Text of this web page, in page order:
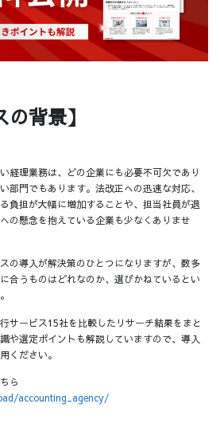
の背景】
経理業務は、どの企業にも必要不可欠であり
部門でもあります。法改正への迅速な対応、
負担が大幅に増加することや、担当社員が退
の懸念を抱えている企業も少なくありませ
の導入が解決策のひとつになりますが、数多
合うものはどれなのか、選びかねているとい
サービス15社を比較したリサーチ結果をまと
や選定ポイントも解説していますので、導入
ください。
ら
accounting_agency/